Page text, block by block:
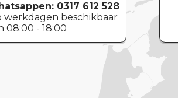
0317 612 528
werkdagen beschikbaar
08:00 - 18:00